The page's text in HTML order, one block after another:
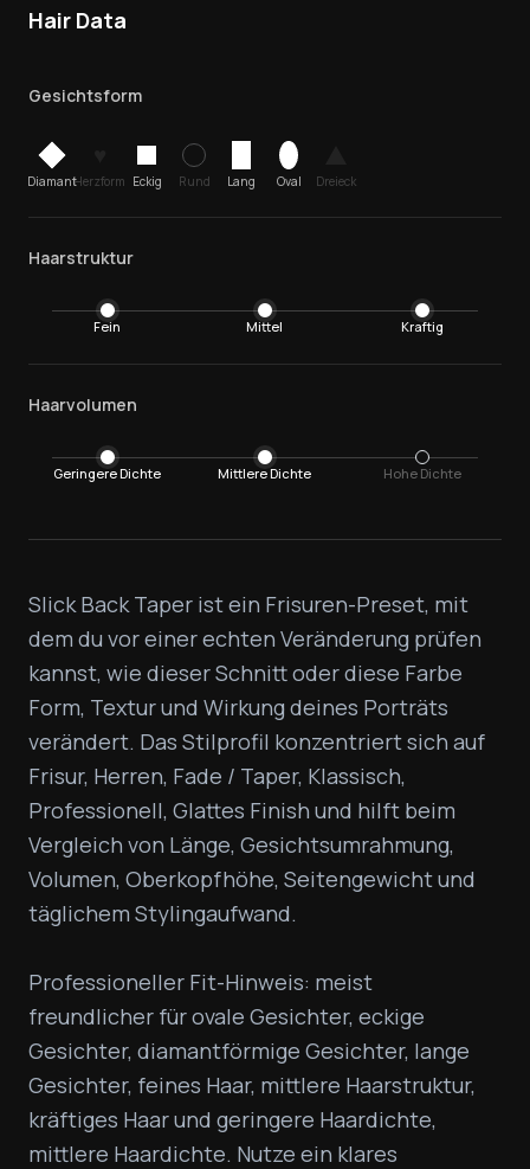
Hair Data
Gesichtsform
DiamantHerzform Eckig Rund Lang Oval Dreieck
Haarstruktur
Fein Mittel Kraftig
Haarvolumen
Geringere Dichte Mittlere Dichte Hohe Dichte
Slick Back Taper ist ein Frisuren-Preset, mit
dem du vor einer echten Veränderung prüfen
kannst, wie dieser Schnitt oder diese Farbe
Form, Textur und Wirkung deines Porträts
verändert. Das Stilprofil konzentriert sich auf
Frisur, Herren, Fade / Taper, Klassisch,
Professionell, Glattes Finish und hilft beim
Vergleich von Länge, Gesichtsumrahmung,
Volumen, Oberkopfhöhe, Seitengewicht und
täglichem Stylingaufwand.
Professioneller Fit-Hinweis: meist
freundlicher für ovale Gesichter, eckige
Gesichter, diamantförmige Gesichter, lange
Gesichter, feines Haar, mittlere Haarstruktur,
kräftiges Haar und geringere Haardichte,
mittlere Haardichte. Nutze ein klares